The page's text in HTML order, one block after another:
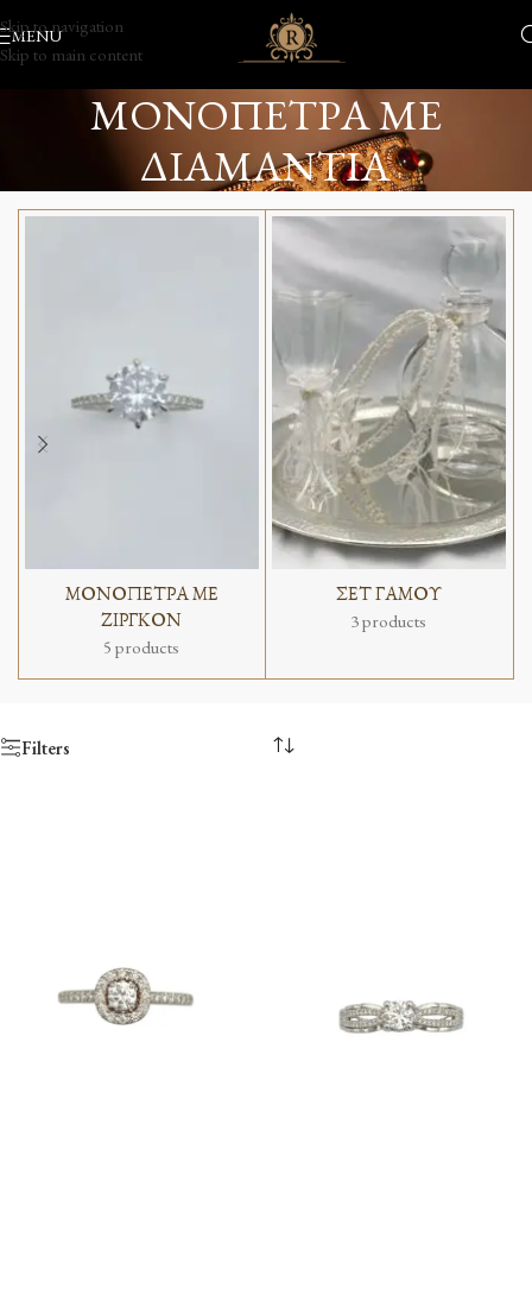
Skip to navigation
Skip to main content
MENU
ΜΟΝΟΠΕΤΡΑ ΜΕ
ΔΙΑΜΑΝΤΙΑ
ΜΟΝΟΠΕΤΡΑ ΜΕ
ΖΙΡΓΚΟΝ
5 products
ΣΕΤ ΓΑΜΟΥ
3 products
Filters